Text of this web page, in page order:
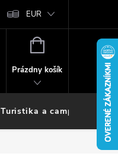
EUR
NÁKUPNÝ
Prázdny košík
Turistika a camping